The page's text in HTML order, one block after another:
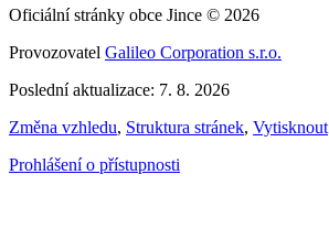
Oficiální stránky obce Jince © 2026
Provozovatel Galileo Corporation s.r.o.
Poslední aktualizace: 7. 8. 2026
Změna vzhledu, Struktura stránek, Vytisknout
Prohlášení o přístupnosti